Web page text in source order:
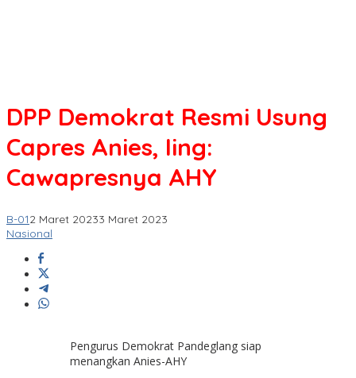
DPP Demokrat Resmi Usung
Capres Anies, Iing:
Cawapresnya AHY
B-012 Maret 20233 Maret 2023
Nasional
Pengurus Demokrat Pandeglang siap
menangkan Anies-AHY